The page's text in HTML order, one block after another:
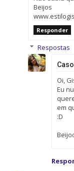
Beijos
Responder
Respostas
Oi,
Eu
em
:D